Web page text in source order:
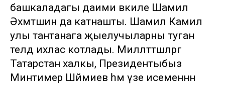
башкаладагы даими вәкиле Шамил
Әхмәтшин да катнашты. Шамил Камил
улы тантанага җыелучыларны туган
телдә ихлас котлады. Милләттәшләргә
Татарстан халкы, Президентыбыз
Минтимер Шәймиев һәм үзе исеменнән